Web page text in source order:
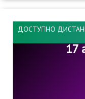
ДОСТУПНО
17